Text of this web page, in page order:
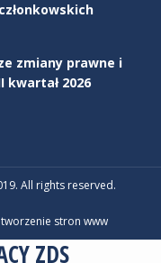
zmiany prawne i
2026
All rights reserved.
tworzenie stron www
ZDS